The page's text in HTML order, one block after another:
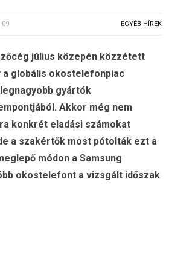
09 EGYÉB HÍREK
július közepén közzétett
a globális okostelefonpiac
gyártók
Akkor még nem
konkrét eladási számokat
a szakértők most pótolták ezt a
módon a Samsung
okostelefont a vizsgált időszak